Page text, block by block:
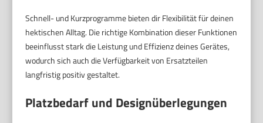
Schnell- und Kurzprogramme bieten dir Flexibilität für deinen
hektischen Alltag. Die richtige Kombination dieser Funktionen
beeinflusst stark die Leistung und Effizienz deines Gerätes,
wodurch sich auch die Verfügbarkeit von Ersatzteilen
langfristig positiv gestaltet.
Platzbedarf und Designüberlegungen